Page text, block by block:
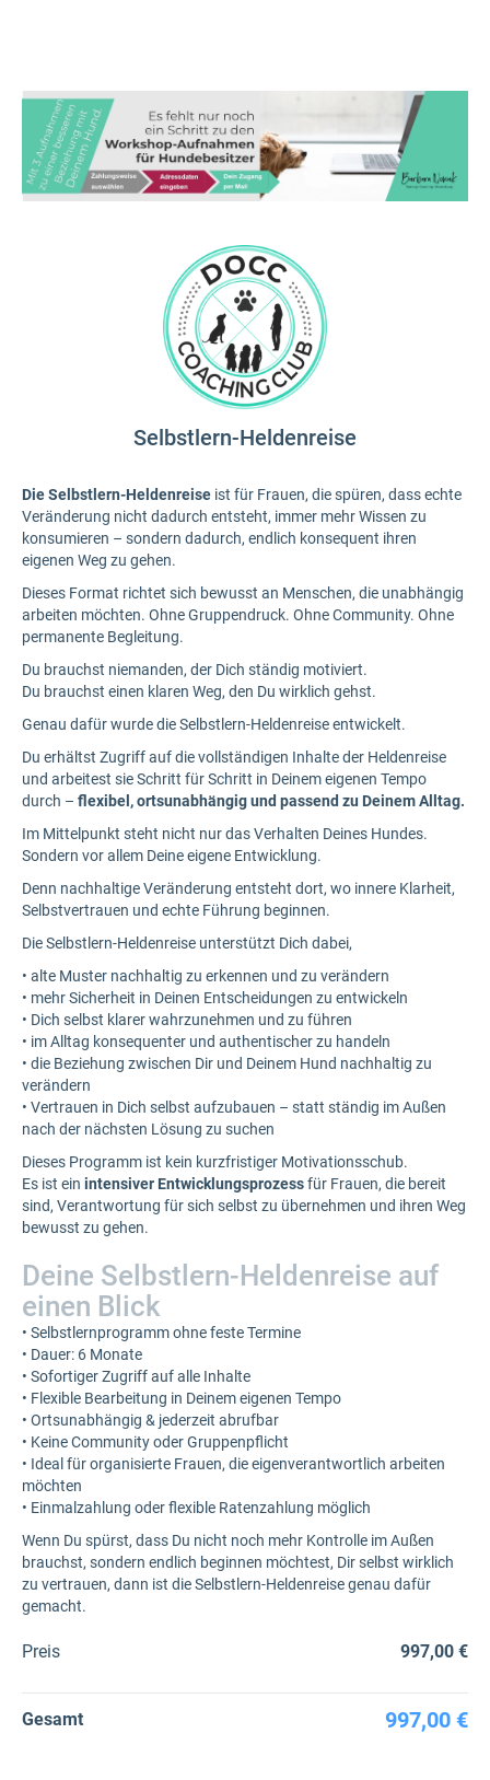
Selbstlern-Heldenreise
Die Selbstlern-Heldenreise ist für Frauen, die spüren, dass echte
Veränderung nicht dadurch entsteht, immer mehr Wissen zu
konsumieren – sondern dadurch, endlich konsequent ihren
eigenen Weg zu gehen.
Dieses Format richtet sich bewusst an Menschen, die unabhängig
arbeiten möchten. Ohne Gruppendruck. Ohne Community. Ohne
permanente Begleitung.
Du brauchst niemanden, der Dich ständig motiviert.
Du brauchst einen klaren Weg, den Du wirklich gehst.
Genau dafür wurde die Selbstlern-Heldenreise entwickelt.
Du erhältst Zugriff auf die vollständigen Inhalte der Heldenreise
und arbeitest sie Schritt für Schritt in Deinem eigenen Tempo
durch – flexibel, ortsunabhängig und passend zu Deinem Alltag.
Im Mittelpunkt steht nicht nur das Verhalten Deines Hundes.
Sondern vor allem Deine eigene Entwicklung.
Denn nachhaltige Veränderung entsteht dort, wo innere Klarheit,
Selbstvertrauen und echte Führung beginnen.
Die Selbstlern-Heldenreise unterstützt Dich dabei,
• alte Muster nachhaltig zu erkennen und zu verändern
• mehr Sicherheit in Deinen Entscheidungen zu entwickeln
• Dich selbst klarer wahrzunehmen und zu führen
• im Alltag konsequenter und authentischer zu handeln
• die Beziehung zwischen Dir und Deinem Hund nachhaltig zu
verändern
• Vertrauen in Dich selbst aufzubauen – statt ständig im Außen
nach der nächsten Lösung zu suchen
Dieses Programm ist kein kurzfristiger Motivationsschub.
Es ist ein intensiver Entwicklungsprozessfür Frauen, die bereit
sind, Verantwortung für sich selbst zu übernehmen und ihren Weg
bewusst zu gehen.
Deine Selbstlern-Heldenreise auf
einen Blick
• Selbstlernprogramm ohne feste Termine
• Dauer: 6 Monate
• Sofortiger Zugriff auf alle Inhalte
• Flexible Bearbeitung in Deinem eigenen Tempo
• Ortsunabhängig & jederzeit abrufbar
• Keine Community oder Gruppenpflicht
• Ideal für organisierte Frauen, die eigenverantwortlich arbeiten
möchten
• Einmalzahlung oder flexible Ratenzahlung möglich
Wenn Du spürst, dass Du nicht noch mehr Kontrolle im Außen
brauchst, sondern endlich beginnen möchtest, Dir selbst wirklich
zu vertrauen, dann ist die Selbstlern-Heldenreise genau dafür
gemacht.
Preis 997,00 €
Gesamt 997,00 €